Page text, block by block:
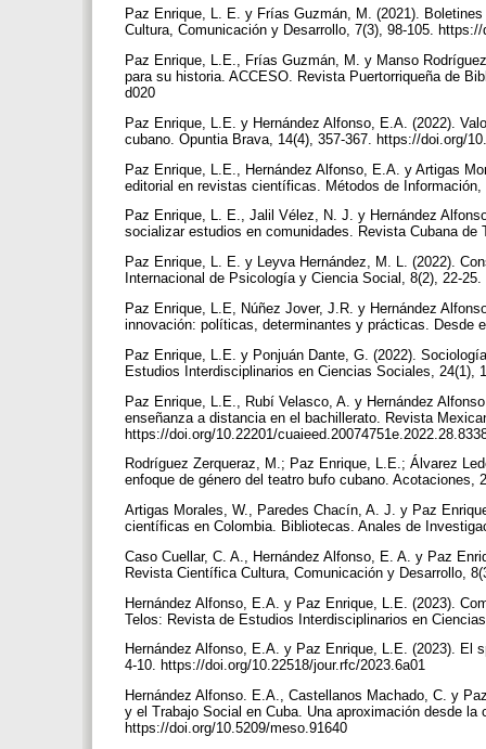
Paz Enrique, L. E. y Frías Guzmán, M. (2021).
Cultura, Comunicación y Desarrollo, 7(3), 98-105.
Paz Enrique, L.E., Frías Guzmán, M. y Manso
para su historia. ACCESO. Revista Puertorriqueña de
d020
Paz Enrique, L.E. y Hernández Alfonso, E.A. (2022).
cubano. Opuntia Brava, 14(4), 357-367. https://doi.org/
Paz Enrique, L.E., Hernández Alfonso, E.A. y Artigas
editorial en revistas científicas. Métodos de
Paz Enrique, L. E., Jalil Vélez, N. J. y Hernández
socializar estudios en comunidades. Revista Cubana
Paz Enrique, L. E. y Leyva Hernández, M. L. (2022).
Internacional de Psicología y Ciencia Social, 8(2), 22-
Paz Enrique, L.E, Núñez Jover, J.R. y Hernández
innovación: políticas, determinantes y prácticas. Desde
Paz Enrique, L.E. y Ponjuán Dante, G. (2022).
Estudios Interdisciplinarios en Ciencias Sociales, 24(1),
Paz Enrique, L.E., Rubí Velasco, A. y Hernández
enseñanza a distancia en el bachillerato. Revista
https://doi.org/10.22201/
Rodríguez Zerqueraz, M.; Paz Enrique, L.E.; Álvarez
enfoque de género del teatro bufo cubano.
Artigas Morales, W., Paredes Chacín, A. J. y Paz
científicas en Colombia. Bibliotecas. Anales de
Caso Cuellar, C. A., Hernández Alfonso, E. A. y Paz
Revista Científica Cultura, Comunicación y Desarrollo,
Hernández Alfonso, E.A. y Paz Enrique, L.E. (2023).
Telos: Revista de Estudios Interdisciplinarios en
Hernández Alfonso, E.A. y Paz Enrique, L.E. (2023). El
4-10. https://doi.org/10.22518/jour.rfc/2023.6a01
Hernández Alfonso. E.A., Castellanos Machado, C. y
y el Trabajo Social en Cuba. Una aproximación desde
https://doi.org/10.5209/meso.91640